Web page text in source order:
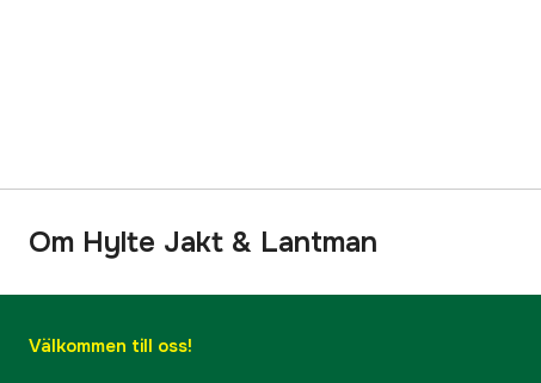
Om Hylte Jakt & Lantman
Välkommen till oss!